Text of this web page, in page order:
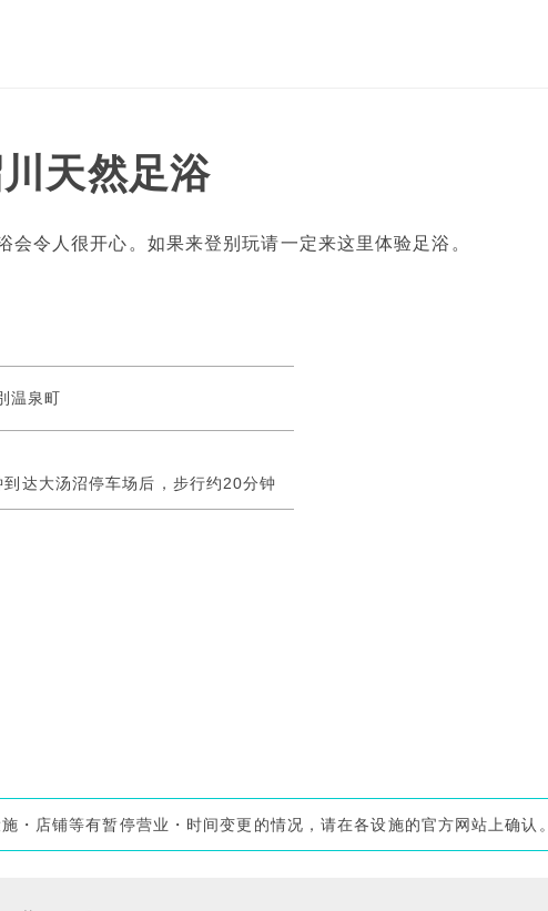
天然足浴
会令人很开心。如果来登别玩请一定来这里体验足浴。
温泉町
达大汤沼停车场后，步行约20分钟
・店铺等有暂停营业・时间变更的情况，请在各设施的官方网站上确认。